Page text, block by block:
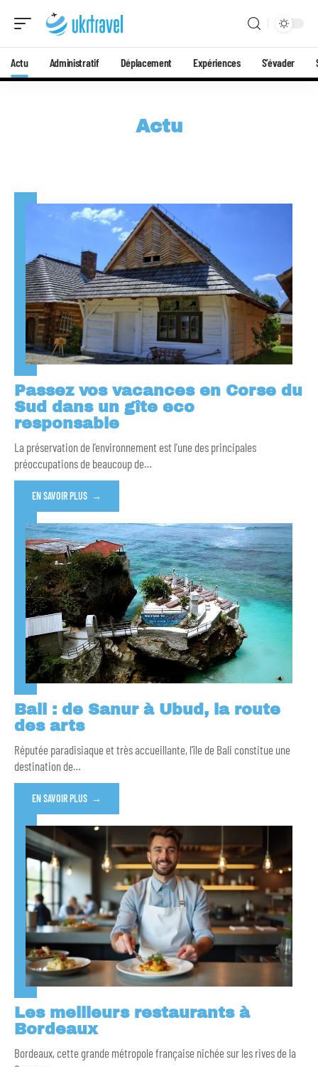
Actu Administratif Déplacement Expériences S’évader
Actu
Passez vos vacances en Corse du
Sud dans un gîte eco
responsable
La préservation de l’environnement est l’une des principales
préoccupations de beaucoup de…
EN SAVOIR PLUS
Bali : de Sanur à Ubud, la route
des arts
Réputée paradisiaque et très accueillante, l'île de Bali constitue une
destination de…
EN SAVOIR PLUS
Les meilleurs restaurants à
Bordeaux
Bordeaux, cette grande métropole française nichée sur les rives de la